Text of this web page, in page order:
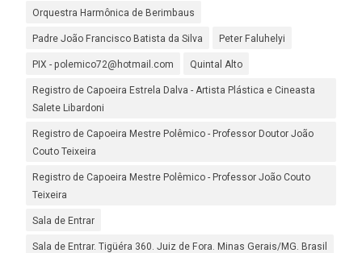
Orquestra Harmônica de Berimbaus
Padre João Francisco Batista da Silva Peter Faluhelyi
PIX - polemico72@hotmail.com Quintal Alto
Registro de Capoeira Estrela Dalva - Artista Plástica e Cineasta
Salete Libardoni
Registro de Capoeira Mestre Polêmico - Professor Doutor João
Couto Teixeira
Registro de Capoeira Mestre Polêmico - Professor João Couto
Teixeira
Sala de Entrar
Sala de Entrar. Tigüéra 360. Juiz de Fora. Minas Gerais/MG. Brasil